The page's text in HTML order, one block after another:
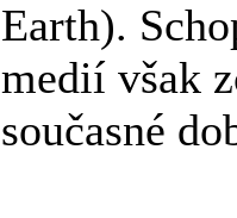
Earth).
medií však
současné